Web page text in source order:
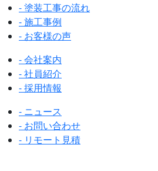
- 塗装工事の流れ
- 施工事例
- お客様の声
- 会社案内
- 社員紹介
- 採用情報
- ニュース
- お問い合わせ
- リモート見積